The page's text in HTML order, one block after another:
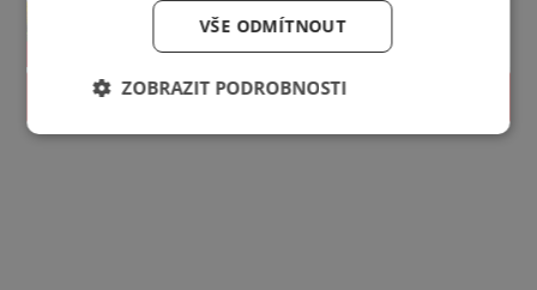
PROLISTOVAT
VŠE ODMÍTNOUT
ZOBRAZIT PODROBNOSTI